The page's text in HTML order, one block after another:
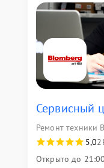
Сервисный
Ремонт техники
5,0
Открыто до 21:00